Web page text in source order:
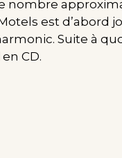
nombre
est d’abord
Suite à
CD.